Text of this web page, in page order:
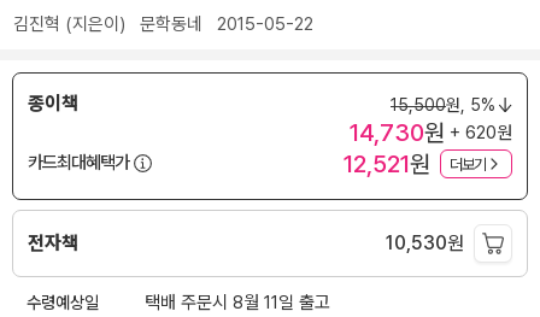
김진혁 (지은이) 문학동네 2015-05-22
종이책 15,500원, 5%
14,730원 + 620원
카드최대혜택가
12,521원 더보기
전자책 10,530원
수령예상일
택배 주문시 8월 11일 출고